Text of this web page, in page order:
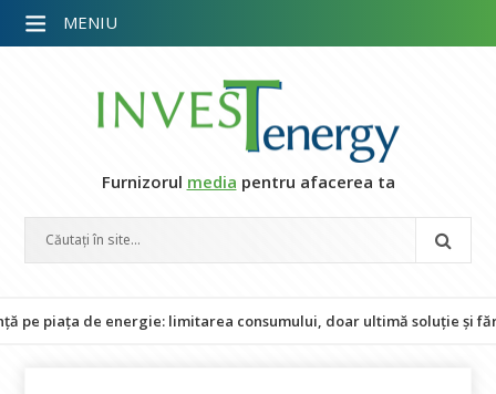
Furnizorul media pentru afacerea ta
de energie: limitarea consumului, doar ultimă soluție și fără
MENIU